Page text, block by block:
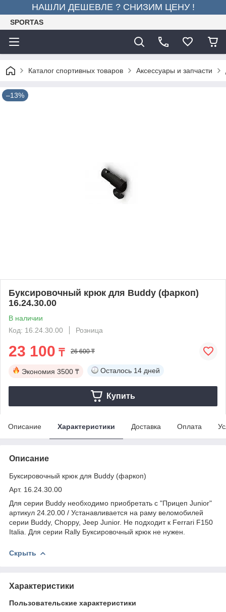
НАШЛИ ДЕШЕВЛЕ ? СНИЗИМ ЦЕНУ !
SPORTAS
Каталог спортивных товаров Аксессуары и запчасти
–13%
Буксировочный крюк для Buddy (фаркоп)
16.24.30.00
В наличии
Код: 16.24.30.00
Розница
23 100 ₸ 26 600 ₸
Экономия 3500 ₸ Осталось 14 дней
Купить
Описание Характеристики Доставка Оплата
Описание
Буксировочный крюк для Buddy (фаркоп)
Арт. 16.24.30.00
Для серии Buddy необходимо приобретать с "Прицеп Junior"
артикул 24.20.00 / Устанавливается на раму веломобилей
серии Buddy, Choppy, Jeep Junior. Не подходит к Ferrari F150
Italia. Для серии Rally Буксировочный крюк не нужен.
Скрыть
Характеристики
Пользовательские характеристики